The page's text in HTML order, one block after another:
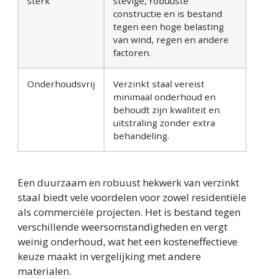
constructie en is bestand
tegen een hoge belasting
van wind, regen en andere
factoren.
Onderhoudsvrij
Verzinkt staal vereist
minimaal onderhoud en
behoudt zijn kwaliteit en
uitstraling zonder extra
behandeling.
Een duurzaam en robuust hekwerk van verzinkt
staal biedt vele voordelen voor zowel residentiële
als commerciële projecten. Het is bestand tegen
verschillende weersomstandigheden en vergt
weinig onderhoud, wat het een kosteneffectieve
keuze maakt in vergelijking met andere
materialen.